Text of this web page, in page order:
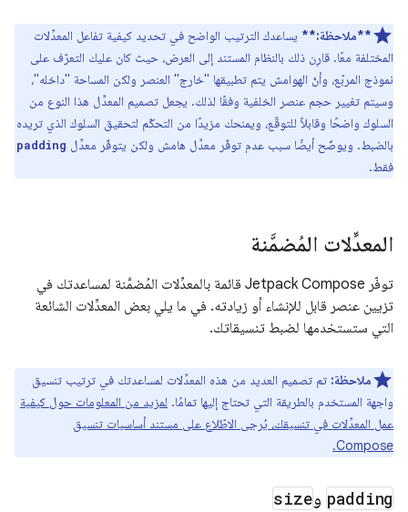
**ملاحظة:** يساعدك الترتيب الواضح في تحديد كيفية تفاعل المعدِّلات
المختلفة معًا. قارِن ذلك بالنظام المستند إلى العرض، حيث كان عليك التعرّف على
نموذج المربّع، وأنّ الهوامش يتم تطبيقها "خارج" العنصر ولكن المساحة "داخله"،
وسيتم تغيير حجم عنصر الخلفية وفقًا لذلك. يجعل تصميم المعدِّل هذا النوع من
السلوك واضحًا وقابلاً للتوقّع، ويمنحك مزيدًا من التحكّم لتحقيق السلوك الذي تريده
بالضبط. ويوضّح أيضًا سبب عدم توفّر معدِّل هامش ولكن يتوفّر معدِّل padding
فقط.
المعدِّلات المُضمَّنة
توفّر Jetpack Compose قائمة بالمعدِّلات المُضمَّنة لمساعدتك في
تزيين عنصر قابل للإنشاء أو زيادته. في ما يلي بعض المعدِّلات الشائعة
التي ستستخدمها لضبط تنسيقاتك.
ملاحظة: تم تصميم العديد من هذه المعدِّلات لمساعدتك في ترتيب تنسيق
واجهة المستخدم بالطريقة التي تحتاج إليها تمامًا. لمزيد من المعلومات حول كيفية
عمل المعدِّلات في تنسيقك، يُرجى الاطّلاع على مستند أساسيات تنسيق
Compose.
padding وsize